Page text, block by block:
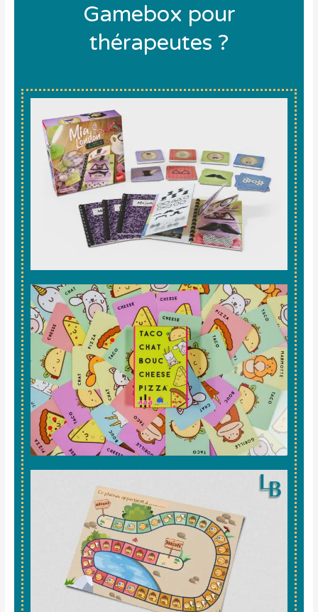
Gamebox pour
thérapeutes ?